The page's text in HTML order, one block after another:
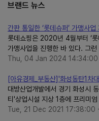
브랜드 뉴스
간판 통일한 ‘롯데슈퍼’ 가맹사
롯데쇼핑은 2020년 4월부터 ‘
가맹사업을 진행한 바 있다. 그
Thu, 04 Jan 2024
[아유경제_부동산]'화성동탄1차
대방산업개발에서 경기 화성시
티'상업시설 지상 1층에 프리미
Tue, 21 Dec 2021 17:38:00